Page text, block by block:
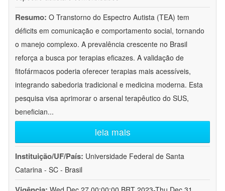
Resumo: O Transtorno do Espectro Autista (TEA) tem
déficits em comunicação e comportamento social, tornando
o manejo complexo. A prevalência crescente no Brasil
reforça a busca por terapias eficazes. A validação de
fitofármacos poderia oferecer terapias mais acessíveis,
integrando sabedoria tradicional e medicina moderna. Esta
pesquisa visa aprimorar o arsenal terapêutico do SUS,
benefician...
leia mais
Instituição/UF/País: Universidade Federal de Santa
Catarina - SC - Brasil